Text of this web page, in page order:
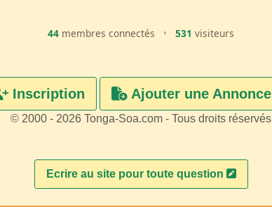
44 membres connectés • 531 visiteurs
Inscription Ajouter une Annonce
© 2000 - 2026 Tonga-Soa.com - Tous droits réservés
Ecrire au site pour toute question